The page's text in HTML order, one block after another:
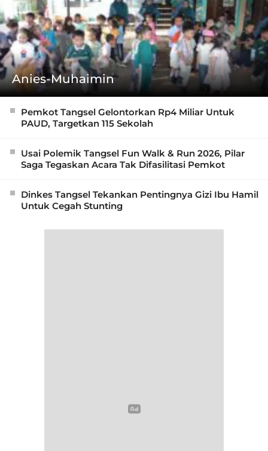
Anies-Muhaimin
Pemkot Tangsel Gelontorkan Rp4 Miliar Untuk
PAUD, Targetkan 115 Sekolah
Usai Polemik Tangsel Fun Walk & Run 2026, Pilar
Saga Tegaskan Acara Tak Difasilitasi Pemkot
Dinkes Tangsel Tekankan Pentingnya Gizi Ibu Hamil
Untuk Cegah Stunting